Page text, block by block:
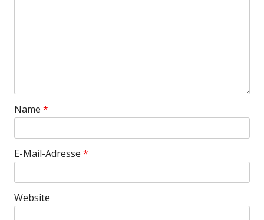
Name *
E-Mail-Adresse *
Website